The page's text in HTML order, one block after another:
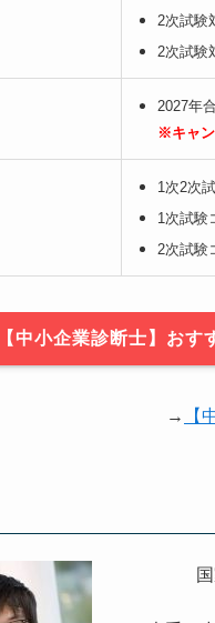
2次試験
2次試験
2027年
※キャン
1次2次
1次試験
2次試験
【中小企業診断士】お
→ 【